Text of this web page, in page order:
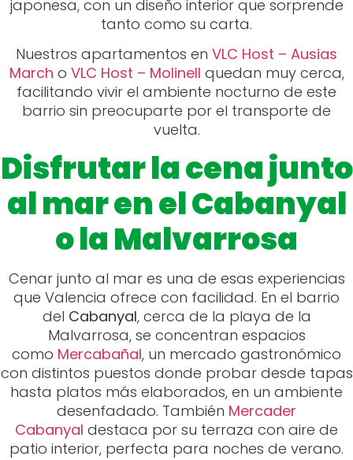
japonesa, con un diseño interior que sorprende
tanto como su carta.
Nuestros apartamentos en VLC Host – Ausias
March o VLC Host – Molinell quedan muy cerca,
facilitando vivir el ambiente nocturno de este
barrio sin preocuparte por el transporte de
vuelta.
Disfrutar la cena junto
al mar en el Cabanyal
o la Malvarrosa
Cenar junto al mar es una de esas experiencias
que Valencia ofrece con facilidad. En el barrio
del Cabanyal, cerca de la playa de la
Malvarrosa, se concentran espacios
como Mercabañal, un mercado gastronómico
con distintos puestos donde probar desde tapas
hasta platos más elaborados, en un ambiente
desenfadado. También Mercader
Cabanyal destaca por su terraza con aire de
patio interior, perfecta para noches de verano.